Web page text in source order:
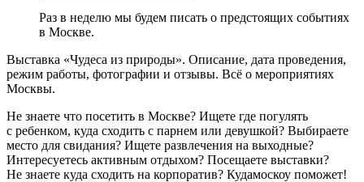
Раз в неделю мы будем писать о предстоящих событиях
в Москве.
Выставка «Чудеса из природы». Описание, дата проведения,
режим работы, фотографии и отзывы. Всё о мероприятиях
Москвы.
Не знаете что посетить в Москве? Ищете где погулять
с ребенком, куда сходить с парнем или девушкой? Выбираете
место для свидания? Ищете развлечения на выходные?
Интересуетесь активным отдыхом? Посещаете выставки?
Не знаете куда сходить на корпоратив? Кудамоскоу поможет!